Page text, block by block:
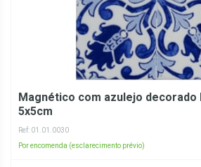
Magnético com azulejo decorado
5x5cm
Ref: 01.01.0030
Por encomenda (esclarecimento prévio)